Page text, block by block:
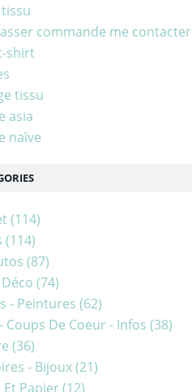
commande me contacter
shirt
tissu
asia
naïve
(114)
(114)
(87)
(74)
- Peintures (62)
Coups De Coeur - Infos (38)
(36)
- Bijoux(21)
Papier(12)